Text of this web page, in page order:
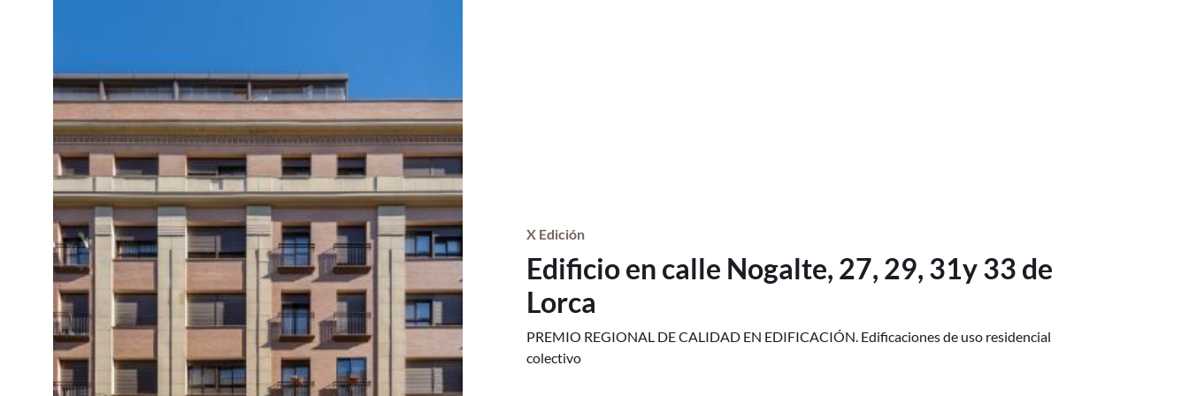
X Edición
Edificio en calle Nogalte, 27, 29, 31y 33 de
Lorca
PREMIO REGIONAL DE CALIDAD EN EDIFICACIÓN. Edificaciones de uso residencial
colectivo